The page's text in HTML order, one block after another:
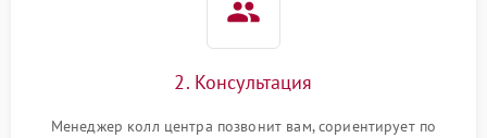
2. Консультация
Менеджер колл центра позвонит вам, сориентирует по